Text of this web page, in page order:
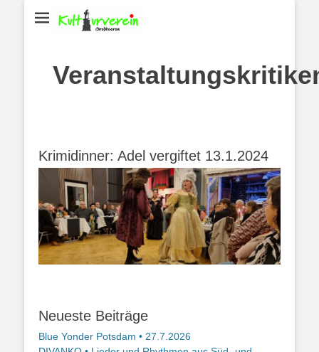
Krimidinner: Adel vergiftet 13.1.2024
Neueste Beiträge
Blue Yonder Potsdam • 27.7.2026